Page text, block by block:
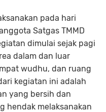
pada hari
Satgas TMMD
dimulai sejak pagi
dalam dan luar
wudhu, dan ruang
kegiatan ini adalah
yang bersih dan
hendak melaksanakan